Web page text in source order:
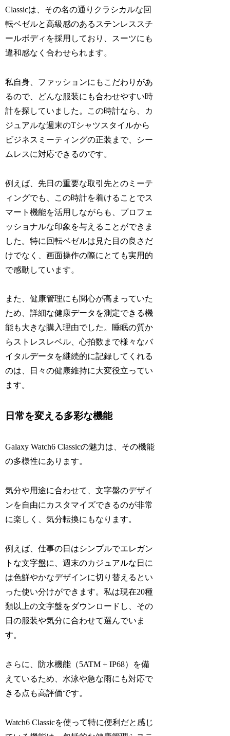
Classicは、その名の通りクラシカルな回
転ベゼルと高級感のあるステンレススチ
ールボディを採用しており、スーツにも
違和感なく合わせられます。
私自身、ファッションにもこだわりがあ
るので、どんな服装にも合わせやすい時
計を探していました。この時計なら、カ
ジュアルな週末のTシャツスタイルから
ビジネスミーティングの正装まで、シー
ムレスに対応できるのです。
例えば、先日の重要な取引先とのミーテ
ィングでも、この時計を着けることでス
マート機能を活用しながらも、プロフェ
ッショナルな印象を与えることができま
した。特に回転ベゼルは見た目の良さだ
けでなく、画面操作の際にとても実用的
で感動しています。
また、健康管理にも関心が高まっていた
ため、詳細な健康データを測定できる機
能も大きな購入理由でした。睡眠の質か
らストレスレベル、心拍数まで様々なバ
イタルデータを継続的に記録してくれる
のは、日々の健康維持に大変役立ってい
ます。
日常を変える多彩な機能
Galaxy Watch6 Classicの魅力は、その機能
の多様性にあります。
気分や用途に合わせて、文字盤のデザイ
ンを自由にカスタマイズできるのが非常
に楽しく、気分転換にもなります。
例えば、仕事の日はシンプルでエレガン
トな文字盤に、週末のカジュアルな日に
は色鮮やかなデザインに切り替えるとい
った使い分けができます。私は現在20種
類以上の文字盤をダウンロードし、その
日の服装や気分に合わせて選んでいま
す。
さらに、防水機能（5ATM + IP68）を備
えているため、水泳や急な雨にも対応で
きる点も高評価です。
Watch6 Classicを使って特に便利だと感じ